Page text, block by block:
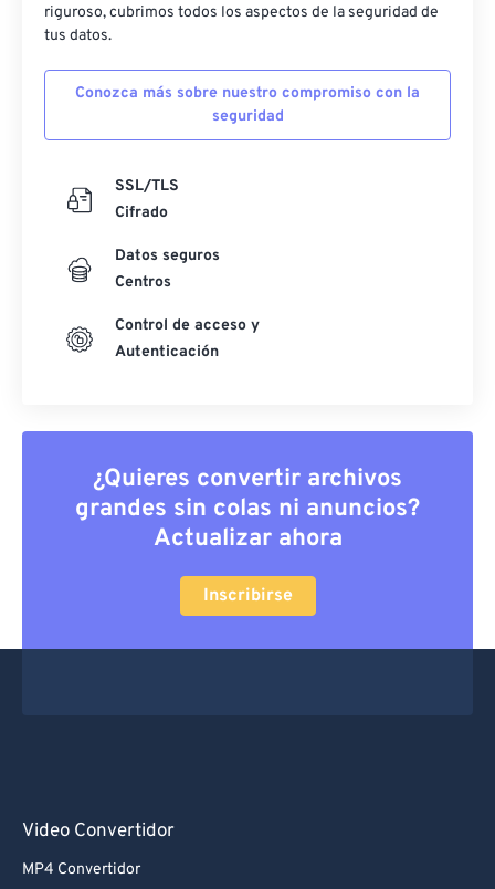
riguroso, cubrimos todos los aspectos de la seguridad de
tus datos.
Conozca más sobre nuestro compromiso con la
seguridad
SSL/TLS
Cifrado
Datos seguros
Centros
Control de acceso y
Autenticación
¿Quieres convertir archivos
grandes sin colas ni anuncios?
Actualizar ahora
Inscribirse
Video Convertidor
MP4 Convertidor